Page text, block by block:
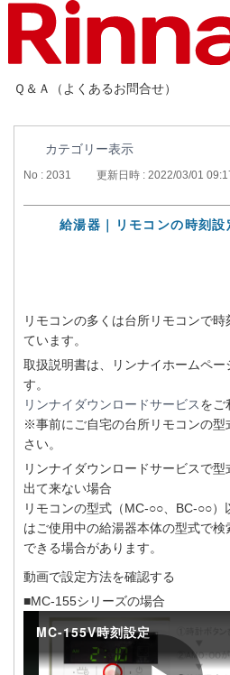
Ｑ＆Ａ（よくあるお問合せ）
カテゴリー表示
No : 2031 更新日時 : 2022/03/01
給湯器｜リモコンの時刻設
リモコンの多くは台所リモコンで
ています。
取扱説明書は、リンナイホームペー
す。
リンナイダウンロードサービスをご
※事前にご自宅の台所リモコンの
さい。
リンナイダウンロードサービスで
出て来ない場合
リモコンの型式（MC-○○、BC-○○）
はご使用中の給湯器本体の型式で
できる場合があります。
動画で設定方法を確認する
■MC-155シリーズの場合